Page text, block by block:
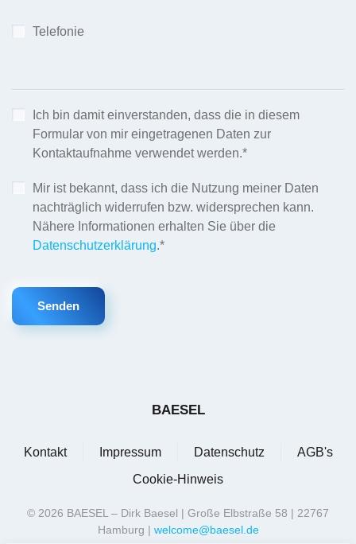
Telefonie
Ich bin damit einverstanden, dass die in diesem
Formular von mir eingetragenen Daten zur
Kontaktaufnahme verwendet werden.*
Mir ist bekannt, dass ich die Nutzung meiner Daten
nachträglich widerrufen bzw. widersprechen kann.
Nähere Informationen erhalten Sie über die
Datenschutzerklärung.*
Senden
BAESEL
Kontakt Impressum Datenschutz
AGB's
Cookie-Hinweis
© 2026 BAESEL – Dirk Baesel | Große Elbstraße 58 | 22767
Hamburg | welcome@baesel.de